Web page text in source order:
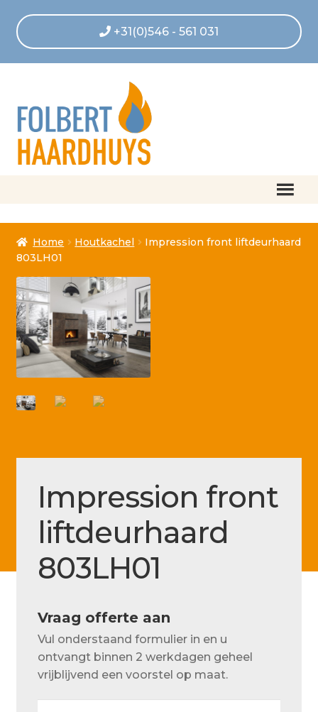
+31(0)546 - 561 031
Afrekenen
Algemene voorwaarden
Betaling geannuleerd
Betaling voltooid
Blog
Installatieservice
Klantenservice
Betaalmethode
Over
Over ons
Actueel
Ons team
Home Houtkachel
Impression front liftdeurhaard
803LH01
Impression front
liftdeurhaard
803LH01
Vraag offerte aan
Vul onderstaand formulier in en u
ontvangt binnen 2 werkdagen geheel
vrijblijvend een voorstel op maat.